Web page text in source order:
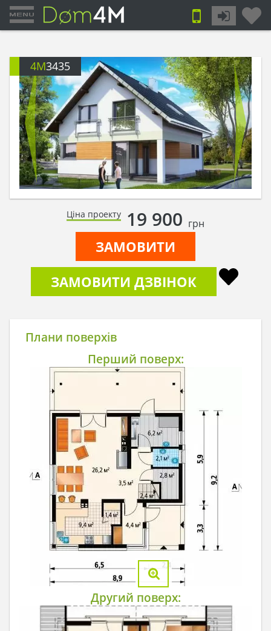
4M3435
Ціна проекту 19 900 грн
ЗАМОВИТИ
ЗАМОВИТИ ДЗВІНОК
Плани поверхів
Перший поверх:
Другий поверх: